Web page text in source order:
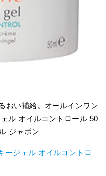
おい補給。オールインワン
ル オイルコントロール 50
ジャポン
ージェル オイルコントロ